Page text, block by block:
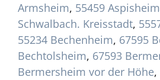
Armsheim, 55459 Aspisheim
Schwalbach. Kreisstadt,
55234 Bechenheim, 67595
Bechtolsheim, 67593
Bermersheim vor der Höhe,